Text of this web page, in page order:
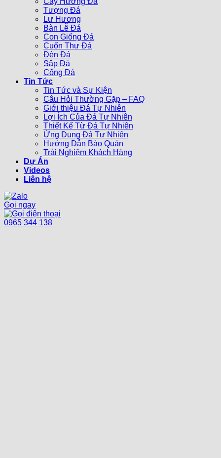
Tượng Đá
Lư Hương
Bàn Lễ Đá
Con Giống Đá
Cuốn Thư Đá
Đèn Đá
Sập Đá
Cổng Đá
Tin Tức
Tin Tức và Sự Kiện
Câu Hỏi Thường Gặp – FAQ
Giới thiệu Đá Tự Nhiên
Lợi Ích Của Đá Tự Nhiên
Thiết Kế Từ Đá Tự Nhiên
Ứng Dụng Đá Tự Nhiên
Hướng Dẫn Bảo Quản
Trải Nghiệm Khách Hàng
Dự Án
Videos
Liên hệ
Gọi ngay
0965 344 138